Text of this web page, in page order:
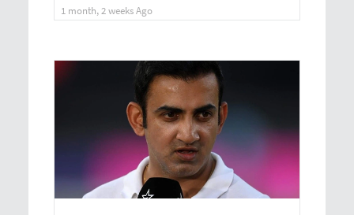
1 month, 2 weeks Ago